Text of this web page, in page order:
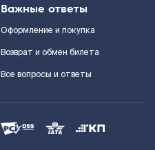
Важные ответы
Оформление и покупка
Возврат и обмен билета
Все вопросы и ответы